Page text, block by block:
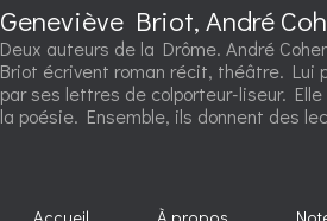
Geneviève Briot, André
Deux auteurs de la Drôme. André
Briot écrivent roman récit, théâtre. Lui
par ses lettres de colporteur-liseur.
la poésie. Ensemble, ils donnent des